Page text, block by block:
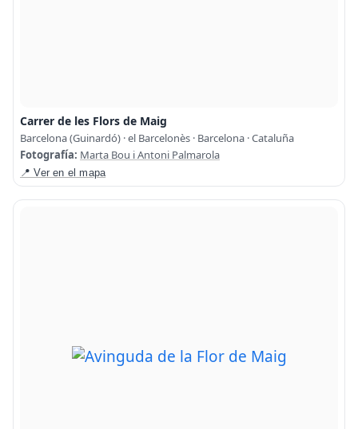
Carrer de les Flors de Maig
Barcelona (Guinardó) · el Barcelonès · Barcelona · Cataluña
Fotografía: Marta Bou i Antoni Palmarola
📍 Ver en el mapa